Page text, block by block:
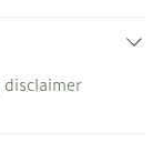
disclaimer